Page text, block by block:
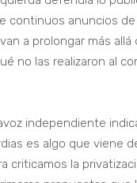
continuos anuncios
a prolongar más allá
no las realizaron al
independiente
es algo que viene
criticamos la